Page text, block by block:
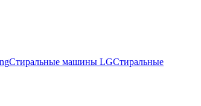
Стиральные машины LGСтиральные